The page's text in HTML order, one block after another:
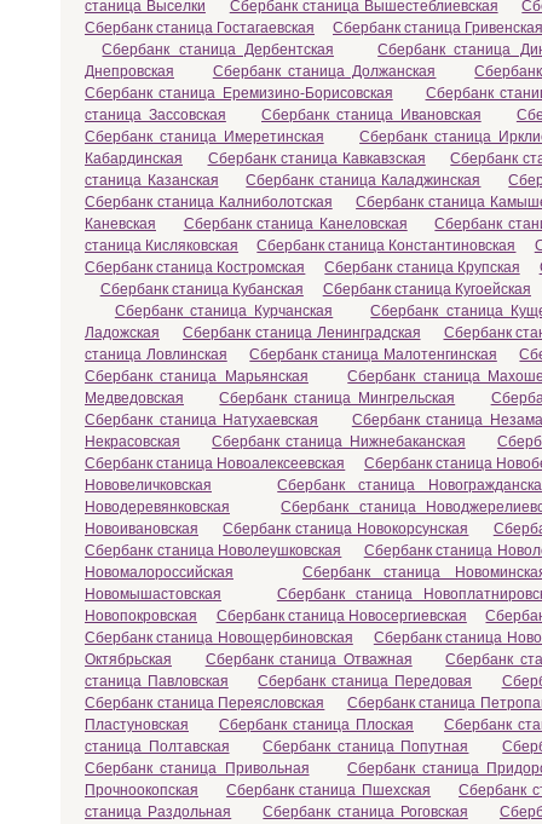
станица Выселки Сбербанк станица Вышестеблиевская
Сбербанк станица Гостагаевская
Сбербанк станица Гривенская
Сбербанк станица Дербентская
Сбербанк станица
Днепровская
Сбербанк станица Должанская
Сбербанк станица Еремизино-Борисовская
Сбербанк
станица Зассовская
Сбербанк станица Ивановская
Сбербанк станица Имеретинская
Сбербанк станица
Кабардинская
Сбербанк станица Кавкавзская
Сбербанк
станица Казанская
Сбербанк станица Каладжинская
Сбербанк станица Калниболотская
Сбербанк станица
Каневская
Сбербанк станица Канеловская
Сбербанк
станица Кисляковская
Сбербанк станица Константиновская
Сбербанк станица Костромская
Сбербанк станица Крупская
Сбербанк станица Кубанская
Сбербанк станица Кугоейская
Сбербанк станица Курчанская
Сбербанк станица
Ладожская
Сбербанк станица Ленинградская
Сбербанк
станица Ловлинская
Сбербанк станица Малотенгинская
Сбербанк станица Марьянская
Сбербанк станица
Медведовская
Сбербанк станица Мингрельская
Сбербанк станица Натухаевская
Сбербанк станица
Некрасовская
Сбербанк станица Нижнебаканская
Сбербанк станица Новоалексеевская
Сбербанк станица
Нововеличковская
Сбербанк станица
Новодеревянковская
Сбербанк станица
Новоивановская
Сбербанк станица Новокорсунская
Сбербанк станица Новолеушковская
Сбербанк станица
Новомалороссийская
Сбербанк станица
Новомышастовская
Сбербанк станица
Новопокровская
Сбербанк станица Новосергиевская
Сбербанк станица Новощербиновская
Сбербанк станица
Октябрьская
Сбербанк станица Отважная
Сбербанк
станица Павловская
Сбербанк станица Передовая
Сбербанк станица Переясловская
Сбербанк станица
Пластуновская
Сбербанк станица Плоская
Сбербанк
станица Полтавская
Сбербанк станица Попутная
Сбербанк станица Привольная
Сбербанк станица
Прочноокопская
Сбербанк станица Пшехская
Сбербанк
станица Раздольная
Сбербанк станица Роговская